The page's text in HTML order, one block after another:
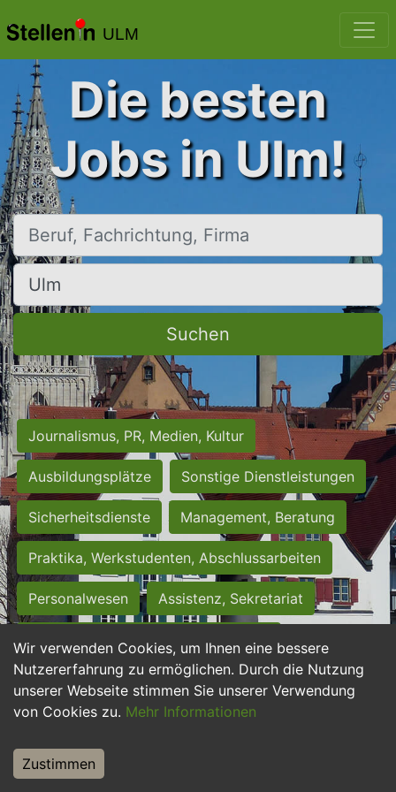
ULM
Wir verwenden Cookies, um Ihnen eine bessere
Nutzererfahrung zu ermöglichen. Durch die Nutzung
unserer Webseite stimmen Sie unserer Verwendung
von Cookies zu. Mehr Informationen
Zustimmen
Die besten
Jobs in Ulm!
Beruf, Fachrichtung, Firma
Ort, Stadt
Suchen
Journalismus, PR, Medien, Kultur
Ausbildungsplätze Sonstige Dienstleistungen
Sicherheitsdienste Management, Beratung
Praktika, Werkstudenten, Abschlussarbeiten
Personalwesen Assistenz, Sekretariat
Hilfskräfte, Aushilfs- und Nebenjobs
Einkauf, Logistik, Materialwirtschaft
Weiterbildung, Studium, duale Ausbildung
Tourismus